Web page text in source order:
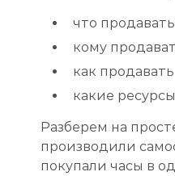
что
кому
как продавать
какие
Разберем на
производили
покупали часы в